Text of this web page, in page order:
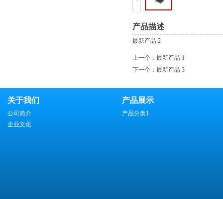
产品描述
最新产品 2
上一个： 最新产品 1
下一个： 最新产品 3
关于我们
公司简介
企业文化
产品展示
产品分类1